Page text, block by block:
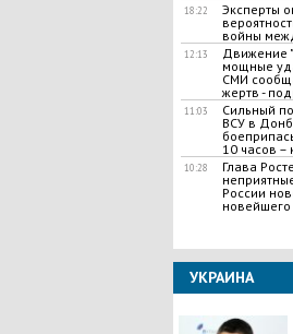
18:22
Эксперты
войны
12:13
Движение
мощные
СМИ
жертв -
11:03
​Сильный
ВСУ в
10 часов –
10:28
Глава
России
УКРАИНА